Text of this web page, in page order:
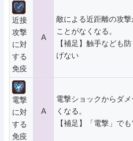
近接
攻撃
に対
する
免疫
A
敵による近距離の攻
ことがなくなる。
【補足】触手なども
げない
電撃
に対
する
免疫
A
電撃ショックからダ
くなる。
【補足】「電撃」で